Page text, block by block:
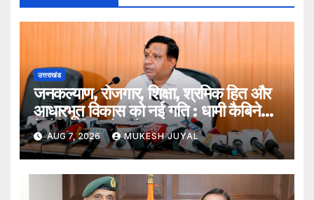
उत्तराखंड
जनकल्याण, रोजगार, शिक्षा, श्रमिक हित और
आधारभूत विकास को नई गति : धामी कैबिनेट
के ऐतिहासिक फैसले
AUG 7, 2026 MUKESH JUYAL